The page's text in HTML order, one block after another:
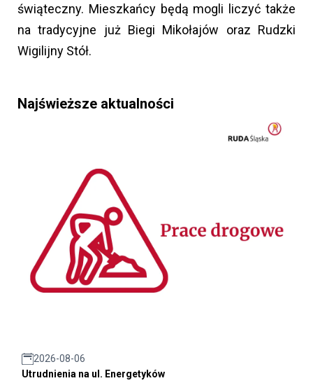
świąteczny. Mieszkańcy będą mogli liczyć także
na tradycyjne już Biegi Mikołajów oraz Rudzki
Wigilijny Stół.
Najświeższe aktualności
2026-08-06
Utrudnienia na ul. Energetyków